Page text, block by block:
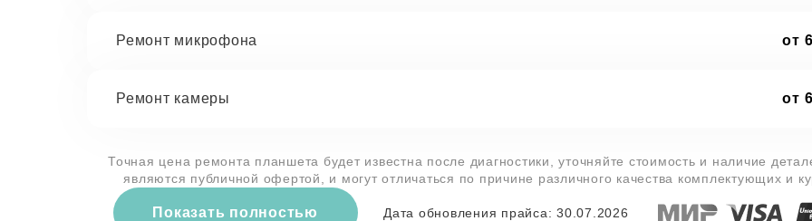
Ремонт микрофона от
Ремонт камеры от
Точная цена ремонта планшета будет известна после диагностики, уточняйте стоимость и наличие
являются публичной офертой, и могут отличаться по причине различного качества комплектующих и
Показать полностью Дата обновления прайса: 30.07.2026